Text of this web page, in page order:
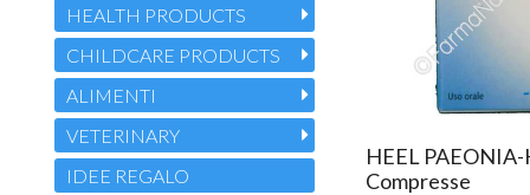
HEEL
Compresse
HEALTH PRODUCTS
CHILDCARE PRODUCTS
ALIMENTI
VETERINARY
IDEE REGALO